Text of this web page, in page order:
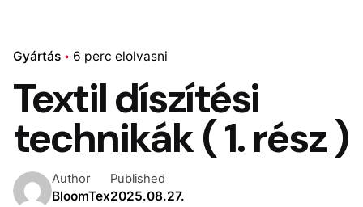
Gyártás 6 perc elolvasni
Textil díszítési
technikák ( 1. rész )
Author
BloomTex
Published
2025.08.27.